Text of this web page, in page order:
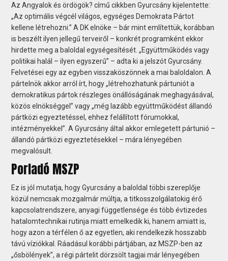
Az Angyalok és ördögök? című cikkben Gyurcsány kijelentette:
„Az optimális végcél világos, egységes Demokrata Pártot
kellene létrehozni.” A DK elnöke – bár mint említettük, korábban
is beszélt ilyen jellegű terveiről – konkrét programként ekkor
hirdette meg a baloldal egységesítését. „Együttműködés vagy
politikai halál – ilyen egyszerű” – adta ki a jelszót Gyurcsány.
Felvetései egy az egyben visszaköszönnek a mai baloldalon. A
pártelnök akkor arról írt, hogy „létrehozhatunk pártuniót a
demokratikus pártok részleges önállóságának meghagyásával,
közös elnökséggel” vagy „még lazább együttműködést állandó
pártközi egyeztetéssel, ehhez felállított fórumokkal,
intézményekkel”. A Gyurcsány által akkor emlegetett pártunió –
állandó pártközi egyeztetésekkel – mára lényegében
megvalósult.
Porladó MSZP
Ez is jól mutatja, hogy Gyurcsány a baloldal többi szereplője
közül nemcsak mozgalmár múltja, a titkosszolgálatokig érő
kapcsolatrendszere, anyagi függetlensége és több évtizedes
hatalomtechnikai rutinja miatt emelkedik ki, hanem amiatt is,
hogy azon a térfélen ő az egyetlen, aki rendelkezik hosszabb
távú víziókkal. Ráadásul korábbi pártjában, az MSZP-ben az
„ősbölények”, a régi pártelit dörzsölt tagjai már lényegében